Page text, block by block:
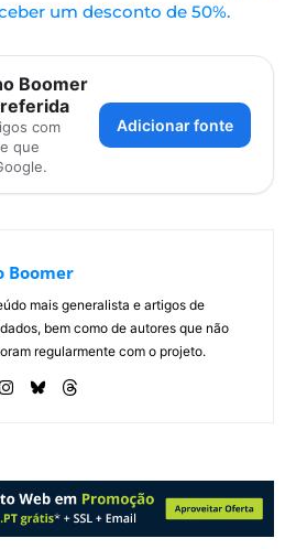
um desconto de 50%.
Boomer
com
que
Adicionar fonte
Boomer
mais generalista e artigos de
bem como de autores que não
regularmente com o projeto.